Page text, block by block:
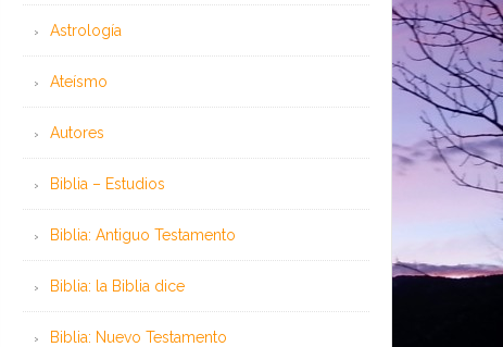
Astrología
Ateísmo
Autores
Biblia – Estudios
Biblia: Antiguo Testamento
Biblia: la Biblia dice
Biblia: Nuevo Testamento